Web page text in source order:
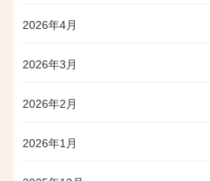
2026年4月
2026年3月
2026年2月
2026年1月